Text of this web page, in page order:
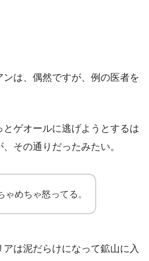
は、偶然ですが、例の医者を
ゲオールに逃げようとするは
その通りだったみたい。
ゃめちゃ怒ってる。
は泥だらけになって鉱山に入